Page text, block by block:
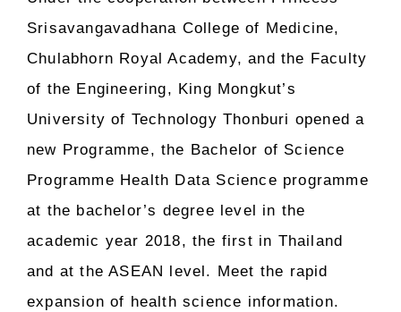
Srisavangavadhana College of Medicine,
Chulabhorn Royal Academy, and the Faculty
of the Engineering, King Mongkut’s
University of Technology Thonburi opened a
new Programme, the Bachelor of Science
Programme Health Data Science programme
at the bachelor’s degree level in the
academic year 2018, the first in Thailand
and at the ASEAN level. Meet the rapid
expansion of health science information.